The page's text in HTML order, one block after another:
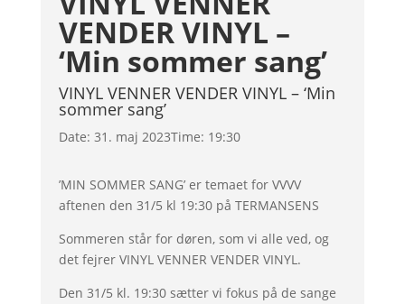
VENDER VINYL –
‘Min sommer sang’
VINYL VENNER VENDER VINYL – ‘Min
sommer sang’
Date: 31. maj 2023Time: 19:30
’MIN SOMMER SANG’ er temaet for VVVV
aftenen den 31/5 kl 19:30 på TERMANSENS
Sommeren står for døren, som vi alle ved, og
det fejrer VINYL VENNER VENDER VINYL.
Den 31/5 kl. 19:30 sætter vi fokus på de sange